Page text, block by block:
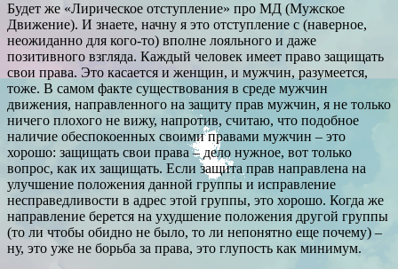
Будет же «Лирическое отступление» про МД (Мужское
Движение). И знаете, начну я это отступление с (наверное,
неожиданно для кого-то) вполне лояльного и даже
позитивного взгляда. Каждый человек имеет право защищать
свои права. Это касается и женщин, и мужчин, разумеется,
тоже. В самом факте существования в среде мужчин
движения, направленного на защиту прав мужчин, я не только
ничего плохого не вижу, напротив, считаю, что подобное
наличие обеспокоенных своими правами мужчин – это
хорошо: защищать свои права – дело нужное, вот только
вопрос, как их защищать. Если защита прав направлена на
улучшение положения данной группы и исправление
несправедливости в адрес этой группы, это хорошо. Когда же
направление берется на ухудшение положения другой группы
(то ли чтобы обидно не было, то ли непонятно еще почему) –
ну, это уже не борьба за права, это глупость как минимум.